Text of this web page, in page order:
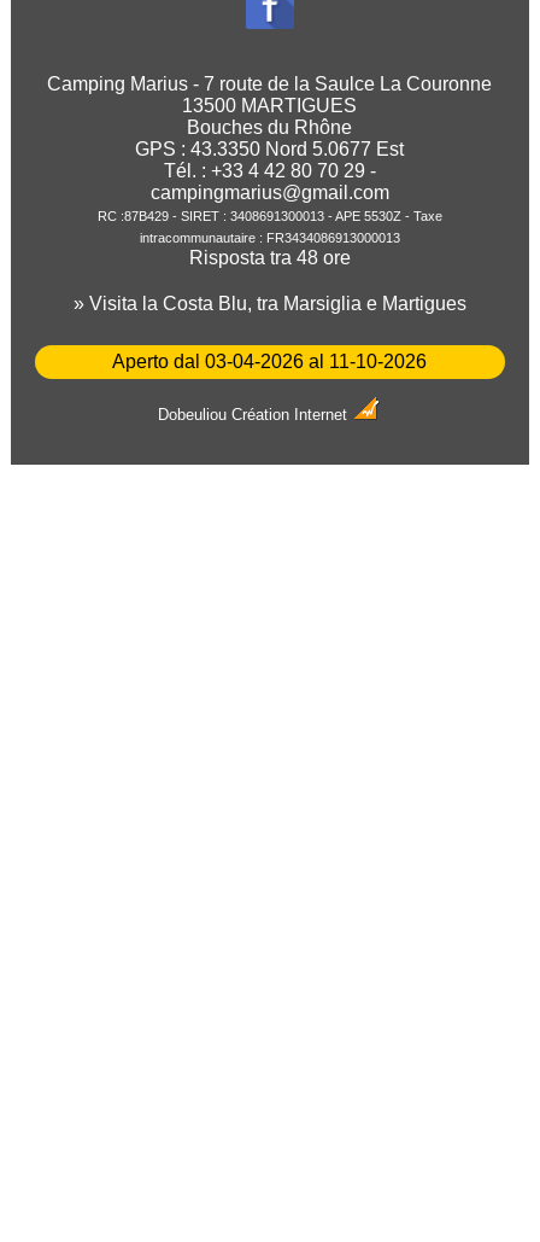
Camping Marius - 7 route de la Saulce La Couronne
13500 MARTIGUES
Bouches du Rhône
GPS :43.3350 Nord 5.0677 Est
Tél. : +33 4 42 80 70 29 -
campingmarius@gmail.com
RC :87B429 - SIRET : 3408691300013 - APE 5530Z - Taxe
intracommunautaire : FR3434086913000013
Risposta tra 48 ore
» Visita la Costa Blu, tra Marsiglia e Martigues
Aperto dal 03-04-2026 al 11-10-2026
Dobeuliou Création Internet